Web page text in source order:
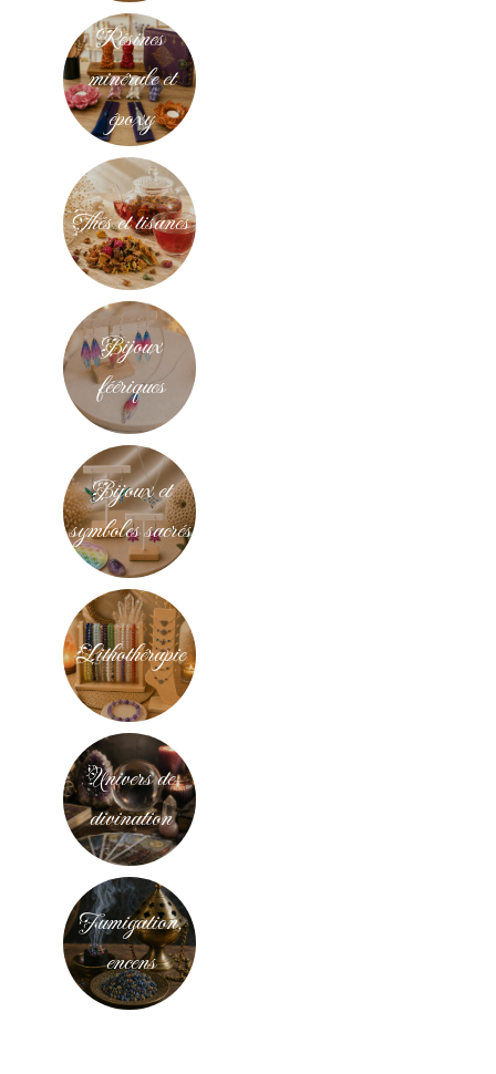
Résines
minérale et
époxy
Thés et tisanes
Bijoux
féériques
Bijoux et
symboles sacrés
Lithothérapie
Univers de
divination
Fumigation,
encens